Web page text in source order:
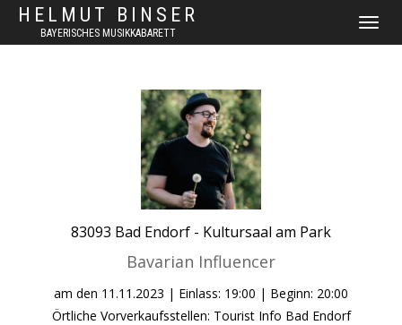
HELMUT BINSER
BAYERISCHES MUSIKKABARETT
83093 Bad Endorf - Kultursaal am Park
Bavarian Influencer
am den 11.11.2023 | Einlass: 19:00 | Beginn: 20:00
Örtliche Vorverkaufsstellen: Tourist Info Bad Endorf